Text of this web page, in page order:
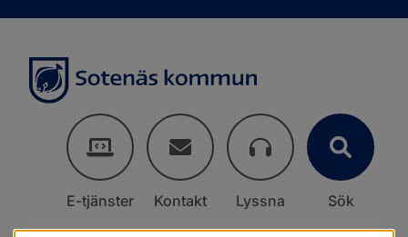
E-tjänster Kontakt Lyssna Sök